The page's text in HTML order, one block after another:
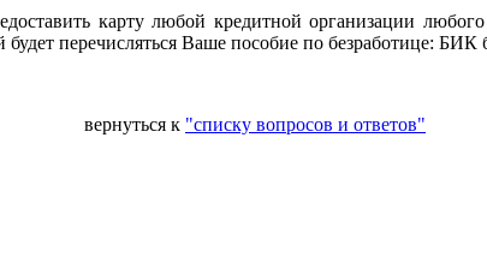
карту любой кредитной организации
перечисляться Ваше пособие по безработице: БИК
вернуться к "списку вопросов и ответов"